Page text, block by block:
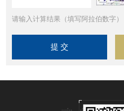
请输入计算结果（填写阿拉伯数字